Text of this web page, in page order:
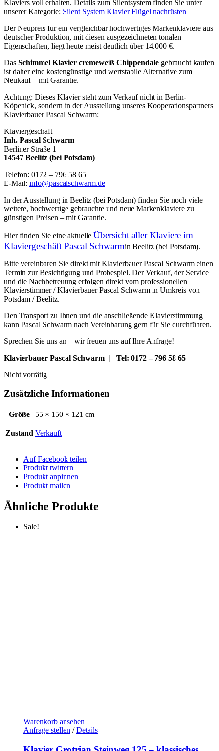
Klaviers voll erhalten. Details zum Silentsystem finden Sie unter
unserer Kategorie: Silent System Klavier Flügel nachrüsten
Der Neupreis für ein vergleichbar hochwertiges Markenklaviere aus
deutscher Produktion, mit diesen ausgezeichneten tonalen
Eigenschaften, liegt heute meist deutlich über 14.000 €.
Das Schimmel Klavier cremeweiß Chippendale gebraucht kaufen
ist daher eine kostengünstige und wertstabile Alternative zum
Neukauf – mit Garantie.
Achtung: Dieses Klavier steht zum Verkauf nicht in Berlin-
Köpenick, sondern in der Ausstellung unseres Kooperationspartners
Klavierbauer Pascal Schwarm:
Klaviergeschäft
Inh. Pascal Schwarm
Berliner Straße 1
14547 Beelitz (bei Potsdam)
Telefon: 0172 – 796 58 65
E-Mail: info@pascalschwarm.de
In der Ausstellung in Beelitz (bei Potsdam) finden Sie noch viele
weitere, hochwertige gebrauchte und neue Markenklaviere zu
günstigen Preisen – mit Garantie.
Hier finden Sie eine aktuelle Übersicht aller Klaviere im
Klaviergeschäft Pascal Schwarmin Beelitz (bei Potsdam).
Bitte vereinbaren Sie direkt mit Klavierbauer Pascal Schwarm einen
Termin zur Besichtigung und Probespiel. Der Verkauf, der Service
und die Nachbetreuung erfolgen direkt vom professionellen
Klavierstimmer / Klavierbauer Pascal Schwarm in Umkreis von
Potsdam / Beelitz.
Den Transport zu Ihnen und die anschließende Klavierstimmung
kann Pascal Schwarm nach Vereinbarung gern für Sie durchführen.
Sprechen Sie uns an – wir freuen uns auf Ihre Anfrage!
Klavierbauer Pascal Schwarm | Tel: 0172 – 796 58 65
Nicht vorrätig
Zusätzliche Informationen
Größe 55 × 150 × 121 cm
Zustand Verkauft
Auf Facebook teilen
Produkt twittern
Produkt anpinnen
Produkt mailen
Ähnliche Produkte
Sale!
Warenkorb ansehen
Anfrage stellen / Details